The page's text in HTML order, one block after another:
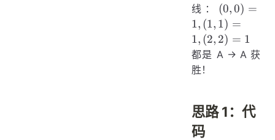
线： (0,0)=1,
(1,1)=1,
(2,2)=1
(0,0) =
1, (1, 1) =
1, (2, 2) = 1
都是 A → A 获
胜！
思路 1：代
码